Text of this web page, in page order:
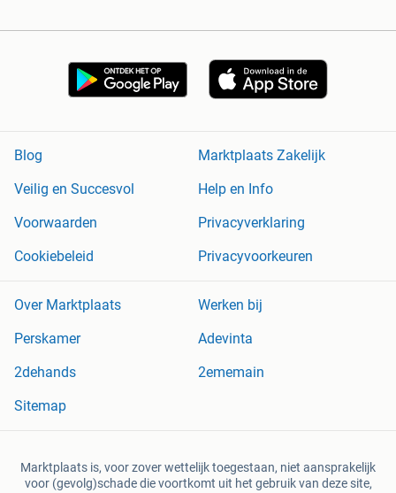
Blog
Marktplaats Zakelijk
Veilig en Succesvol
Help en Info
Voorwaarden
Privacyverklaring
Cookiebeleid
Privacyvoorkeuren
Over Marktplaats
Werken bij
Perskamer
Adevinta
2dehands
2ememain
Sitemap
Marktplaats is, voor zover wettelijk toegestaan, niet aansprakelijk
voor (gevolg)schade die voortkomt uit het gebruik van deze site,